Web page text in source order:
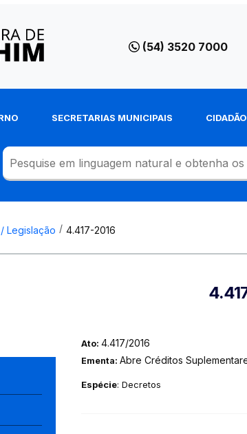
(54) 3520 7000
SECRETARIAS MUNICIPAIS CIDADÃO
Legislação 4.417-2016
Ato: 4.417/2016
Ementa: Abre Créditos
Espécie: Decretos